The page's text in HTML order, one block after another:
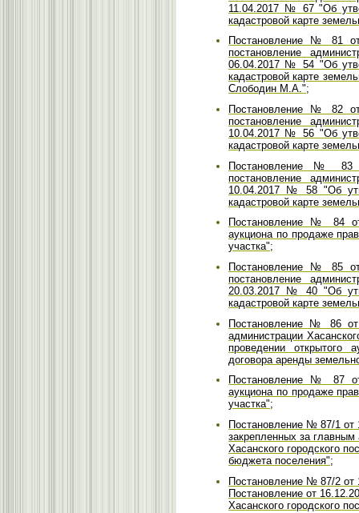
11.04.2017 № 67 "Об
кадастровой карте
Постановление № 81
постановление
06.04.2017 № 54 "Об
кадастровой карте
Слободин М.А.";
Постановление № 82
постановление
10.04.2017 № 56 "Об
кадастровой карте
Постановление № 83
постановление
10.04.2017 № 58 "Об
кадастровой карте
Постановление № 84
аукциона по продаже
участка";
Постановление № 85
постановление
20.03.2017 № 40 "Об
кадастровой карте
Постановление № 86 от
администрации
проведении открытого
договора аренды
Постановление № 87
аукциона по продаже
участка";
Постановление № 87/1 от
закрепленных за
Хасанского городского
бюджета поселения";
Постановление № 87/2 от
Постановление от
Хасанского городского